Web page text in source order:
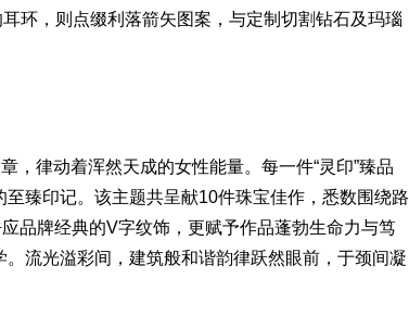
耳环 ，则点缀利落箭矢图案，与定制切割钻石及玛瑙
，律动着浑然天成的女性能量。每一件“灵印”臻品
臻印记。该主题共呈献10件珠宝佳作，悉数围绕路
品牌经典的V字纹饰，更赋予作品蓬勃生命力与笃
流光溢彩间，建筑般和谐韵律跃然眼前，于颈间凝